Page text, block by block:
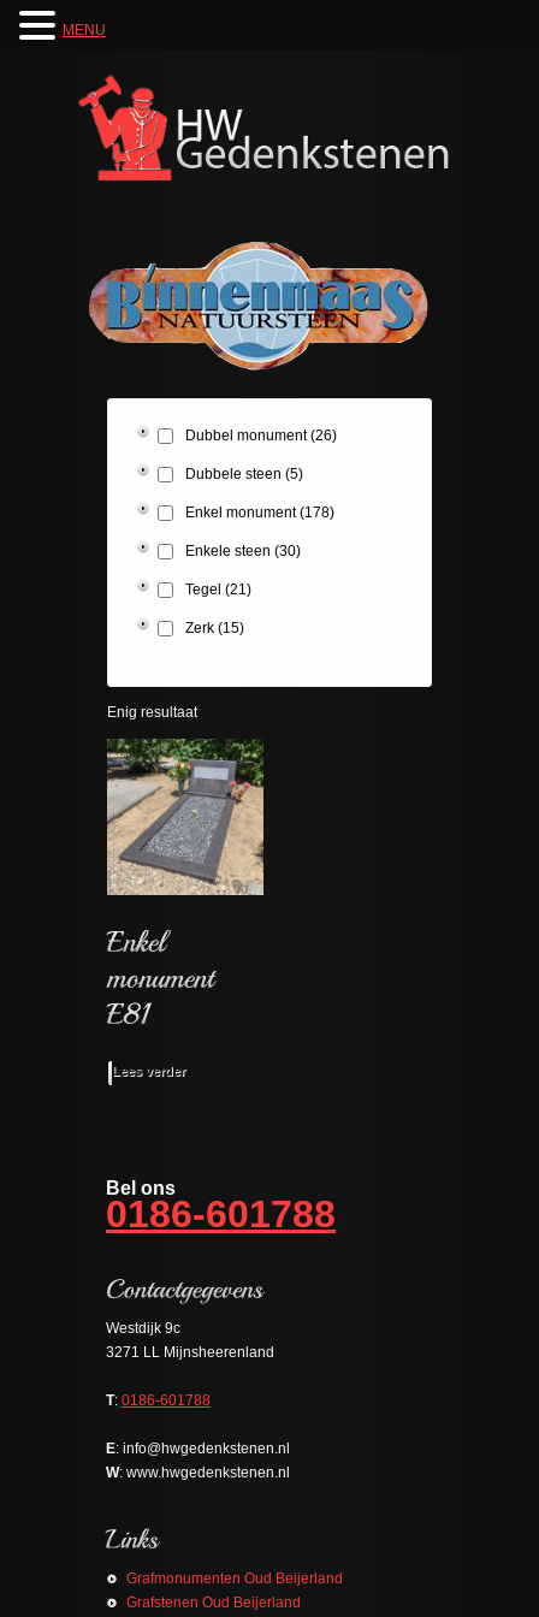
Dubbel monument (26)
Dubbele steen (5)
Enkel monument (178)
Enkele steen (30)
Tegel (21)
Zerk (15)
Enig resultaat
Lees verder
Bel ons
0186-601788
Westdijk 9c
3271 LL Mijnsheerenland
T: 0186-601788
E: info@hwgedenkstenen.nl
W: www.hwgedenkstenen.nl
Grafmonumenten Oud Beijerland
Grafstenen Oud Beijerland
MENU